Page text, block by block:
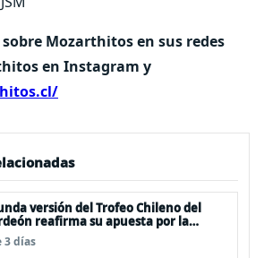
Mozarthitos en sus redes
en Instagram y
versión del Trofeo Chileno del
reafirma su apuesta por la
del instrumento en
3 días